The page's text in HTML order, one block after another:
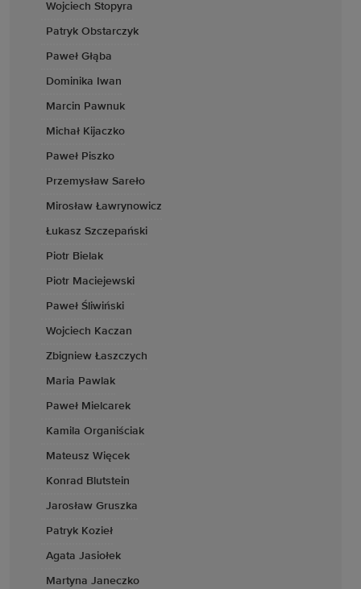
Wojciech Stopyra
Patryk Obstarczyk
Paweł Głąba
Dominika Iwan
Marcin Pawnuk
Michał Kijaczko
Paweł Piszko
Przemysław Sareło
Mirosław Ławrynowicz
Łukasz Szczepański
Piotr Bielak
Piotr Maciejewski
Paweł Śliwiński
Wojciech Kaczan
Zbigniew Łaszczych
Maria Pawlak
Paweł Mielcarek
Kamila Organiściak
Mateusz Więcek
Konrad Blutstein
Jarosław Gruszka
Patryk Kozieł
Agata Jasiołek
Martyna Janeczko